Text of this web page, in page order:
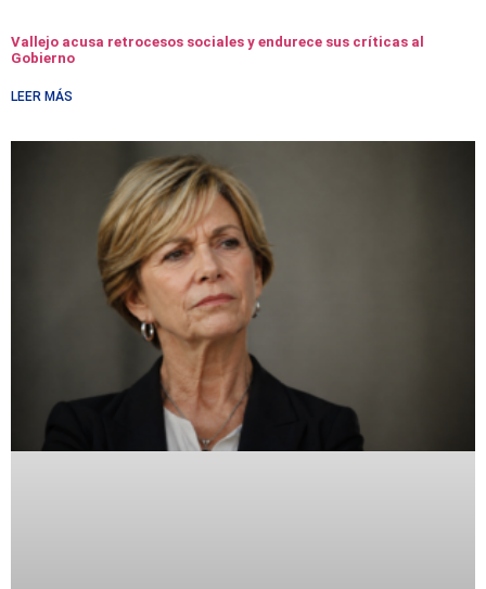
Vallejo acusa retrocesos sociales y endurece sus críticas al
Gobierno
LEER MÁS